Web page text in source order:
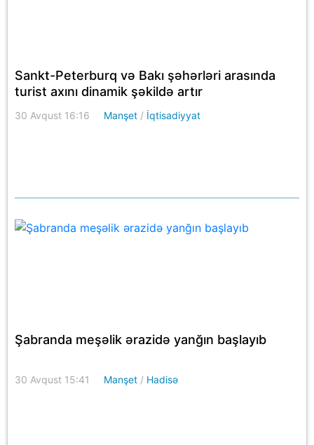
Sankt-Peterburq və Bakı şəhərləri arasında
turist axını dinamik şəkildə artır
30 Avqust 16:16 Manşet / İqtisadiyyat
Şabranda meşəlik ərazidə yanğın başlayıb
30 Avqust 15:41 Manşet / Hadisə